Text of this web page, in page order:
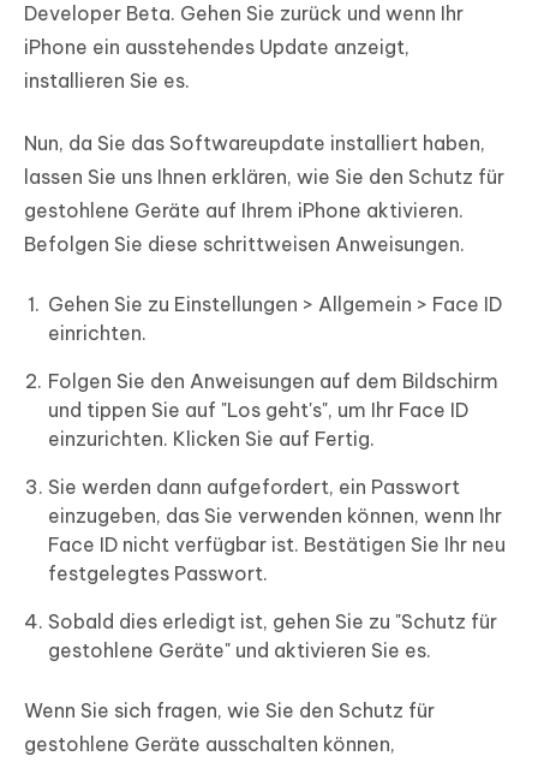
Developer Beta. Gehen Sie zurück und wenn Ihr
iPhone ein ausstehendes Update anzeigt,
installieren Sie es.
Nun, da Sie das Softwareupdate installiert haben,
lassen Sie uns Ihnen erklären, wie Sie den Schutz für
gestohlene Geräte auf Ihrem iPhone aktivieren.
Befolgen Sie diese schrittweisen Anweisungen.
Gehen Sie zu Einstellungen > Allgemein > Face ID
einrichten.
Folgen Sie den Anweisungen auf dem Bildschirm
und tippen Sie auf "Los geht's", um Ihr Face ID
einzurichten. Klicken Sie auf Fertig.
Sie werden dann aufgefordert, ein Passwort
einzugeben, das Sie verwenden können, wenn Ihr
Face ID nicht verfügbar ist. Bestätigen Sie Ihr neu
festgelegtes Passwort.
Sobald dies erledigt ist, gehen Sie zu "Schutz für
gestohlene Geräte" und aktivieren Sie es.
Wenn Sie sich fragen, wie Sie den Schutz für
gestohlene Geräte ausschalten können,